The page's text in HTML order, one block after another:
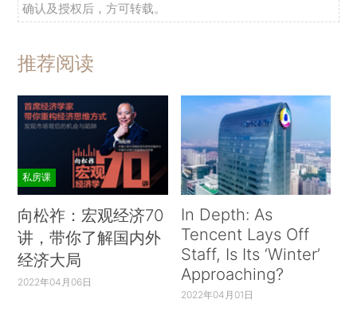
确认及授权后，方可转载。
推荐阅读
私房课
向松祚：宏观经济70
讲，带你了解国内外
经济大局
2022年04月06日
In Depth: As
Tencent Lays Off
Staff, Is Its ‘Winter’
Approaching?
2022年04月01日